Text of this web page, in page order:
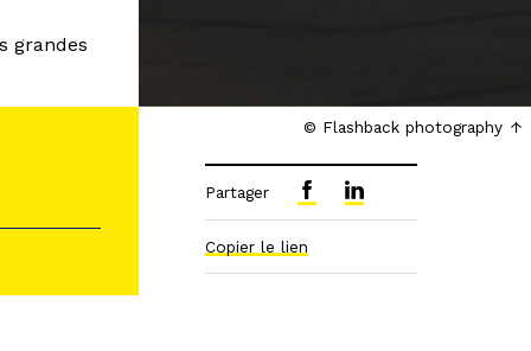
© Flashback photography
grandes
Partager
Copier le lien